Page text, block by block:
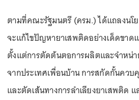
ตามที่คณะรัฐมนตรี (ครม.) ได้แถลงนโ
จะแก้ไขปัญหายาเสพติดอย่างเด็ดขาดแ
ตั้งแต่การตัดต้นตอการผลิตและจำหน่
จากประเทศเพื่อนบ้าน การสกัดกั้นควบ
และตัดเส้นทางการลำเลียงยาเสพติด